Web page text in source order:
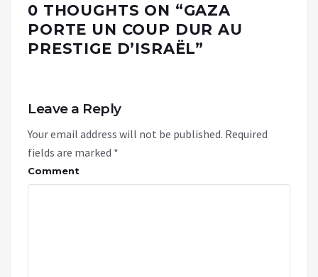
0 THOUGHTS ON “GAZA
PORTE UN COUP DUR AU
PRESTIGE D’ISRAËL”
Leave a Reply
Your email address will not be published. Required
fields are marked *
Comment